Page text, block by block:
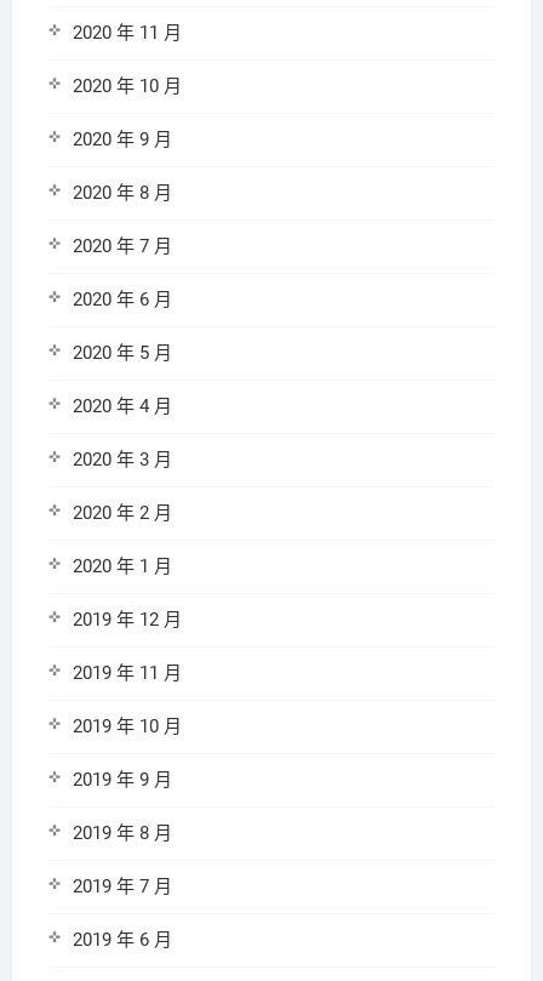
2020 年 11 月
2020 年 10 月
2020 年 9 月
2020 年 8 月
2020 年 7 月
2020 年 6 月
2020 年 5 月
2020 年 4 月
2020 年 3 月
2020 年 2 月
2020 年 1 月
2019 年 12 月
2019 年 11 月
2019 年 10 月
2019 年 9 月
2019 年 8 月
2019 年 7 月
2019 年 6 月